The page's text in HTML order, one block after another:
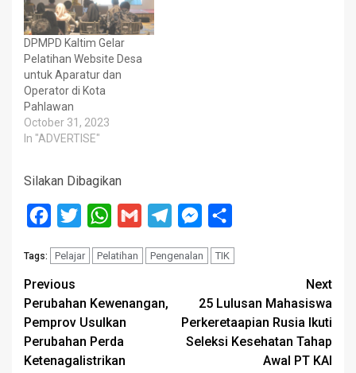
DPMPD Kaltim Gelar
Pelatihan Website Desa
untuk Aparatur dan
Operator di Kota
Pahlawan
October 31, 2023
In "ADVERTISE"
Silakan Dibagikan
Facebook
Twitter WhatsApp
Gmail TelegramMessenger
Tags: Pelajar Pelatihan Pengenalan TIK
Post
navigation
Previous
Perubahan Kewenangan,
Pemprov Usulkan
Perubahan Perda
Ketenagalistrikan
Next
25 Lulusan Mahasiswa
Perkeretaapian Rusia Ikuti
Seleksi Kesehatan Tahap
Awal PT KAI